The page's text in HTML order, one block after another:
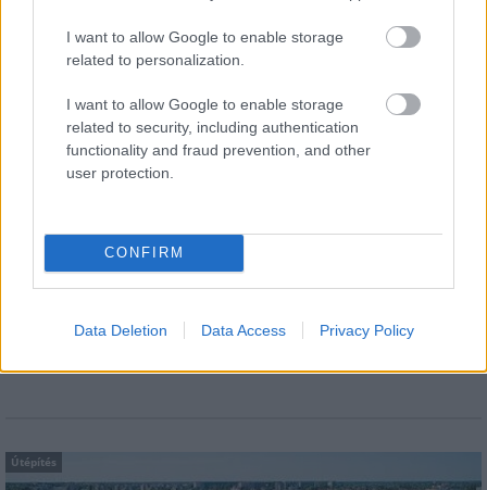
I want to allow Google to enable storage
related to personalization.
I want to allow Google to enable storage
related to security, including authentication
functionality and fraud prevention, and other
user protection.
CONFIRM
Data Deletion Data Access Privacy Policy
szektorban egyaránt. Egyre sürgetőbb, hogy az épületek csak
ott és akkor használjanak energiát, ahol és amikor arra valóban
szükség van. A Lindab légtechnikai rendszerei ezt a szemléletet
Itt az ÉVOSZ megoldása a hőhullámok
és az energiakrízis kezelésére
Gyárleállításokkal és átszervezett
villamosenergia-rendszert a STRABAG
Útépítés